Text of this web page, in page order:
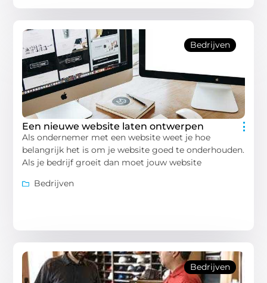
Bedrijven
Een nieuwe website laten ontwerpen
Als ondernemer met een website weet je hoe
belangrijk het is om je website goed te onderhouden.
Als je bedrijf groeit dan moet jouw website
Bedrijven
Bedrijven